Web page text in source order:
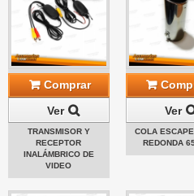
Comprar
Ver
TRANSMISOR Y
RECEPTOR
INALÁMBRICO DE
VIDEO
Ver
COLA
REDONDA